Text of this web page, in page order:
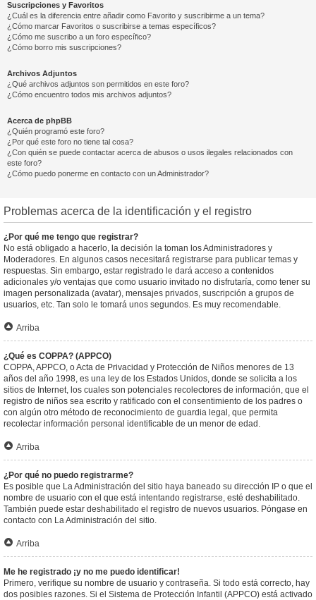
Suscripciones y Favoritos
¿Cuál es la diferencia entre añadir como Favorito y suscribirme a un tema?
¿Cómo marcar Favoritos o suscribirse a temas específicos?
¿Cómo me suscribo a un foro específico?
¿Cómo borro mis suscripciones?
Archivos Adjuntos
¿Qué archivos adjuntos son permitidos en este foro?
¿Cómo encuentro todos mis archivos adjuntos?
Acerca de phpBB
¿Quién programó este foro?
¿Por qué este foro no tiene tal cosa?
¿Con quién se puede contactar acerca de abusos o usos ilegales relacionados con
este foro?
¿Cómo puedo ponerme en contacto con un Administrador?
Problemas acerca de la identificación y el registro
¿Por qué me tengo que registrar?
No está obligado a hacerlo, la decisión la toman los Administradores y
Moderadores. En algunos casos necesitará registrarse para publicar temas y
respuestas. Sin embargo, estar registrado le dará acceso a contenidos
adicionales y/o ventajas que como usuario invitado no disfrutaría, como tener su
imagen personalizada (avatar), mensajes privados, suscripción a grupos de
usuarios, etc. Tan solo le tomará unos segundos. Es muy recomendable.
Arriba
¿Qué es COPPA? (APPCO)
COPPA, APPCO, o Acta de Privacidad y Protección de Niños menores de 13
años del año 1998, es una ley de los Estados Unidos, donde se solicita a los
sitios de Internet, los cuales son potenciales recolectores de información, que el
registro de niños sea escrito y ratificado con el consentimiento de los padres o
con algún otro método de reconocimiento de guardia legal, que permita
recolectar información personal identificable de un menor de edad.
Arriba
¿Por qué no puedo registrarme?
Es posible que La Administración del sitio haya baneado su dirección IP o que el
nombre de usuario con el que está intentando registrarse, esté deshabilitado.
También puede estar deshabilitado el registro de nuevos usuarios. Póngase en
contacto con La Administración del sitio.
Arriba
Me he registrado ¡y no me puedo identificar!
Primero, verifique su nombre de usuario y contraseña. Si todo está correcto, hay
dos posibles razones. Si el Sistema de Protección Infantil (APPCO) está activado